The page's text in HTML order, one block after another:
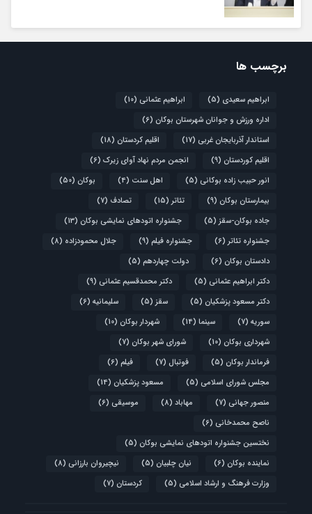
برچسب ها
ابراهیم سعیدی (5) ابراهیم عثمانی (10)
اداره ورزش و جوانان شهرستان بوکان (6)
استاندار آذربایجان غربی (17) اقلیم کردستان (18)
اقلیم کوردستان (9) انجمن مردم نهاد آوای زیرک (6)
انور حبیب زاده بوکانی (5) اهل سنت (4) بوکان (50)
بیمارستان بوکان (9) تئاتر (15) تصادف (7)
جاده بوکان-سقز (5) جشنواره اتودهای نمایشی بوکان (13)
جشنواره تئاتر (6) جشنواره فیلم (9) جلال محمودزاده (8)
دادستان بوکان (6) دولت چهاردهم (5)
دکتر ابراهیم عثمانی (5) دکتر محمدقسیم عثمانی (9)
دکتر مسعود پزشکیان (5) سقز (5) سلیمانیه (6)
سوریه (7) سینما (14) شهردار بوکان (10)
شهرداری بوکان (10) شورای شهر بوکان (7)
فرماندار بوکان (5) فوتبال (7) فیلم (6)
مجلس شورای اسلامی (5) مسعود پزشکیان (14)
منصور جهانی (7) مهاباد (8) موسیقی (6)
ناصح محمدخانی (6)
نختسین جشنواره اتودهای نمایشی بوکان (5)
نماینده بوکان (6) نیان چلبیان (5) نیچیروان بارزانی (8)
وزارت فرهنگ و ارشاد اسلامی (5) کردستان (7)